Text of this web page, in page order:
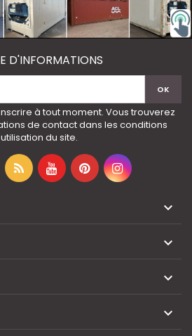
D'INFORMATIONS
à tout moment. Vous trouverez
de contact dans les conditions
du site.



